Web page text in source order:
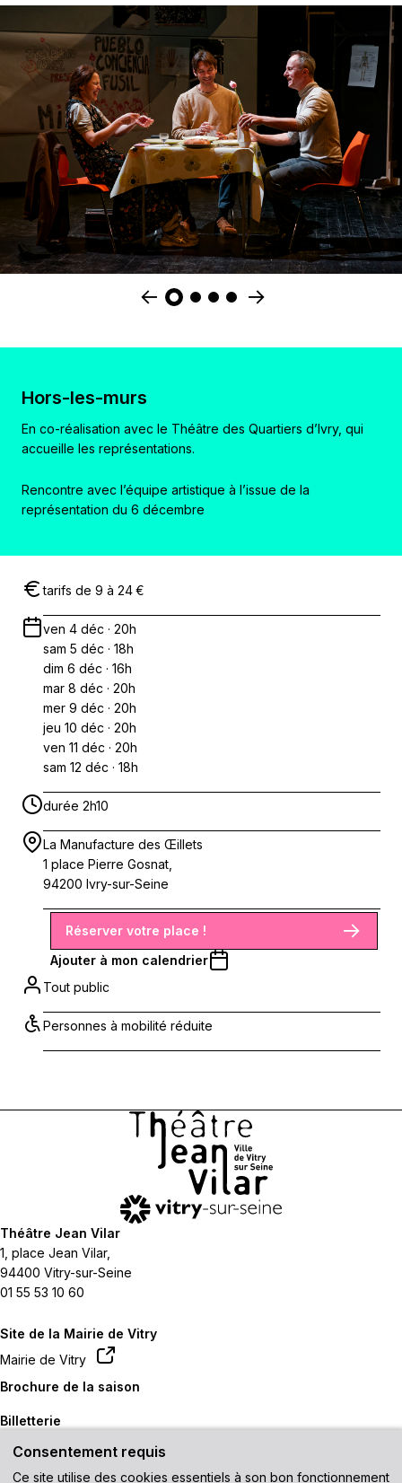
Consentement requis
Ce site utilise des cookies essentiels à son bon fonctionnement
Hors-les-murs
En co-réalisation avec le Théâtre des Quartiers d’Ivry, qui
accueille les représentations.
Rencontre avec l’équipe artistique à l’issue de la
représentation du 6 décembre
tarifs de 9 à 24 €
ven 4 déc · 20h
sam 5 déc · 18h
dim 6 déc · 16h
mar 8 déc · 20h
mer 9 déc · 20h
jeu 10 déc · 20h
ven 11 déc · 20h
sam 12 déc · 18h
durée 2h10
La Manufacture des Œillets
1 place Pierre Gosnat,
94200 Ivry-sur-Seine
Réserver votre place !
Ajouter à mon calendrier
Tout public
Personnes à mobilité réduite
Théâtre Jean Vilar
1, place Jean Vilar,
94400 Vitry-sur-Seine
01 55 53 10 60
Site de la Mairie de Vitry
Mairie de Vitry
Brochure de la saison
Billetterie
Contactez-nous